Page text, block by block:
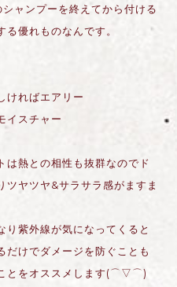
ャンプーを終えてから付ける
優れものなんです。
ければエアリー
イスチャー
は熱との相性も抜群なのでド
ツヤツヤ&サラサラ感がますま
り紫外線が気になってくると
だけでダメージを防ぐことも
とをオススメします(⌒▽⌒)